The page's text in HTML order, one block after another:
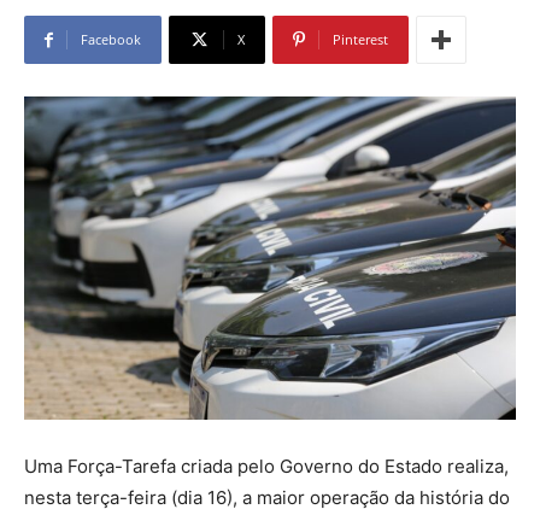
Facebook X Pinterest
Uma Força-Tarefa criada pelo Governo do Estado realiza,
nesta terça-feira (dia 16), a maior operação da história do